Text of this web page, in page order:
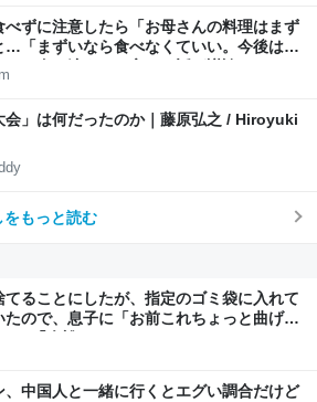
ずに注意したら「お母さんの料理はまず
…「まずいなら食べなくていい。今後は自
お金は渡す」と言った話が議論に
会」は何だったのか｜藤原弘之 / Hiroyuki
もっと読む
ることにしたが、指定のゴミ袋に入れて
ので、息子に「お前これちょっと曲げら
、「余裕っしょ」
中国人と一緒に行くとエグい調合だけど